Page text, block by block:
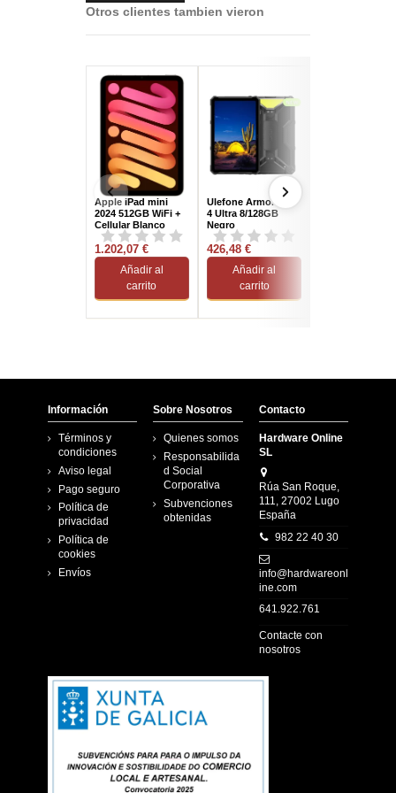
Otros clientes tambien vieron
Apple iPad mini
2024 512GB WiFi +
Cellular Blanco
Estrella
1.202,07 €
Añadir al
carrito
Ulefone Armor Pad
4 Ultra 8/128GB
Negro
426,48 €
Añadir al
carrito
Información
Términos y
condiciones
Aviso legal
Pago seguro
Política de
privacidad
Política de
cookies
Envíos
Sobre Nosotros
Quienes somos
Responsabilida
d Social
Corporativa
Subvenciones
obtenidas
Contacto
Hardware Online
SL
Rúa San Roque,
111, 27002 Lugo
España
982 22 40 30
info@hardwareonl
ine.com
641.922.761
Contacte con
nosotros